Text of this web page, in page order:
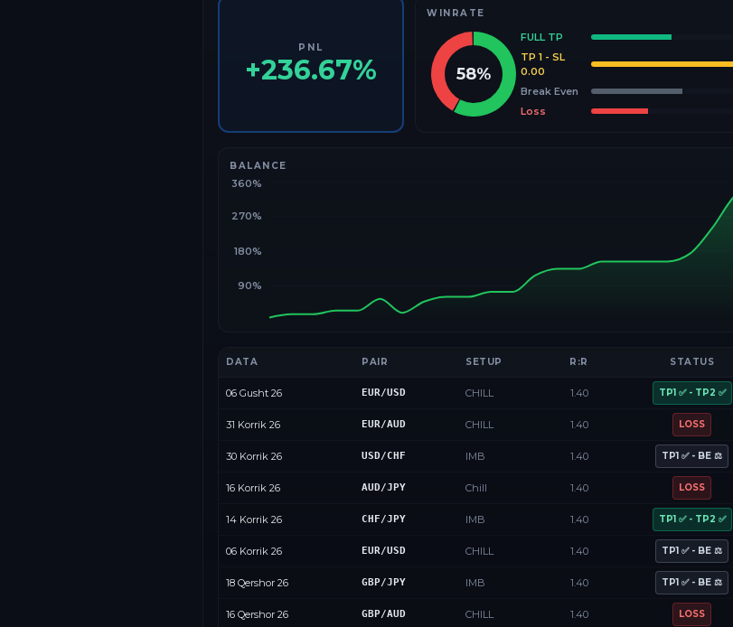
PNL
+236.67%
WINRATE
58%
FULL TP
TP 1 - SL
0.00
Break Even
Loss
BALANCE
90%
180%
270%
360%
DATA PAIR SETUP R:R STATUS
06 Gusht 26 EUR/USD CHILL 1.40 TP1 ✅ - TP2 ✅
31 Korrik 26 EUR/AUD CHILL 1.40 LOSS
30 Korrik 26 USD/CHF IMB 1.40 TP1 ✅ - BE ⚖️
16 Korrik 26 AUD/JPY Chill 1.40 LOSS
14 Korrik 26 CHF/JPY IMB 1.40 TP1 ✅ - TP2 ✅
06 Korrik 26 EUR/USD CHILL 1.40 TP1 ✅ - BE ⚖️
18 Qershor 26 GBP/JPY IMB 1.40 TP1 ✅ - BE ⚖️
16 Qershor 26 GBP/AUD CHILL 1.40 LOSS